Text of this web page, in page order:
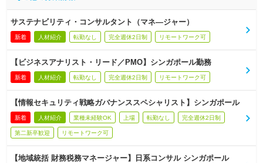
サステナビリティ・コンサルタント（マネ―ジャー）
新着 人材紹介 転勤なし 完全週休2日制 リモートワーク可
【ビジネスアナリスト・リード／PMO】シンガポール勤務
新着 人材紹介 転勤なし 完全週休2日制 リモートワーク可
【情報セキュリティ戦略ガバナンススペシャリスト】シンガポール
新着 人材紹介 業種未経験OK 上場 転勤なし 完全週休2日制
第二新卒歓迎 リモートワーク可
【地域統括 財務税務マネージャー】日系コンサル シンガポール